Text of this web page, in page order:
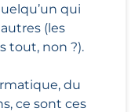
qui
(les
tout, non ?).
du
ce sont ces